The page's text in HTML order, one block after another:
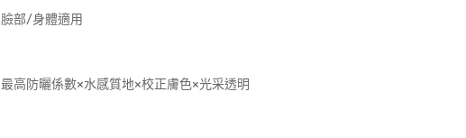
臉部/身體適用
最高防曬係數×水感質地×校正膚色×光采透明